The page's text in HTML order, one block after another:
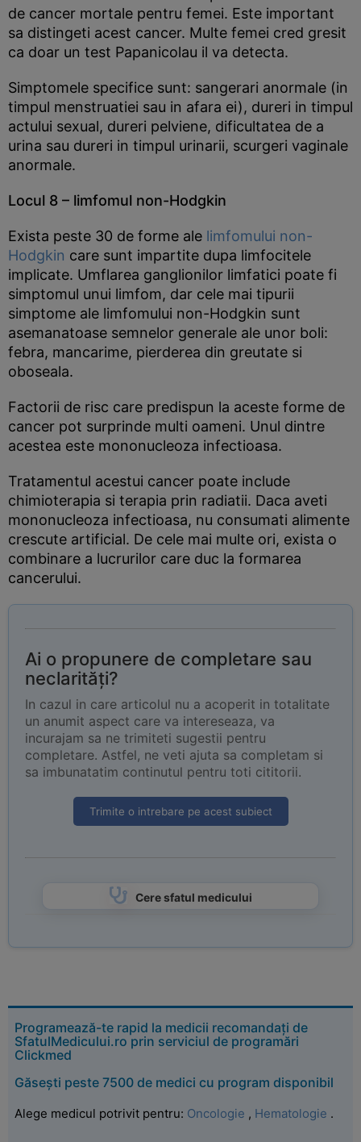
de cancer mortale pentru femei. Este important
sa distingeti acest cancer. Multe femei cred gresit
ca doar un test Papanicolau il va detecta.
Simptomele specifice sunt: sangerari anormale (in
timpul menstruatiei sau in afara ei), dureri in timpul
actului sexual, dureri pelviene, dificultatea de a
urina sau dureri in timpul urinarii, scurgeri vaginale
anormale.
Locul 8 – limfomul non-Hodgkin
Exista peste 30 de forme ale limfomului non-
Hodgkin care sunt impartite dupa limfocitele
implicate. Umflarea ganglionilor limfatici poate fi
simptomul unui limfom, dar cele mai tipurii
simptome ale limfomului non-Hodgkin sunt
asemanatoase semnelor generale ale unor boli:
febra, mancarime, pierderea din greutate si
oboseala.
Factorii de risc care predispun la aceste forme de
cancer pot surprinde multi oameni. Unul dintre
acestea este mononucleoza infectioasa.
Tratamentul acestui cancer poate include
chimioterapia si terapia prin radiatii. Daca aveti
mononucleoza infectioasa, nu consumati alimente
crescute artificial. De cele mai multe ori, exista o
combinare a lucrurilor care duc la formarea
cancerului.
Ai o propunere de completare sau
neclarități?
In cazul in care articolul nu a acoperit in totalitate
un anumit aspect care va intereseaza, va
incurajam sa ne trimiteti sugestii pentru
completare. Astfel, ne veti ajuta sa completam si
sa imbunatatim continutul pentru toti cititorii.
Trimite o intrebare pe acest subiect
Cere sfatul medicului
Programează-te rapid la medicii recomandați de
SfatulMedicului.ro prin serviciul de programări
Clickmed
Găsești peste 7500 de medici cu program disponibil
Alege medicul potrivit pentru: Oncologie , Hematologie .